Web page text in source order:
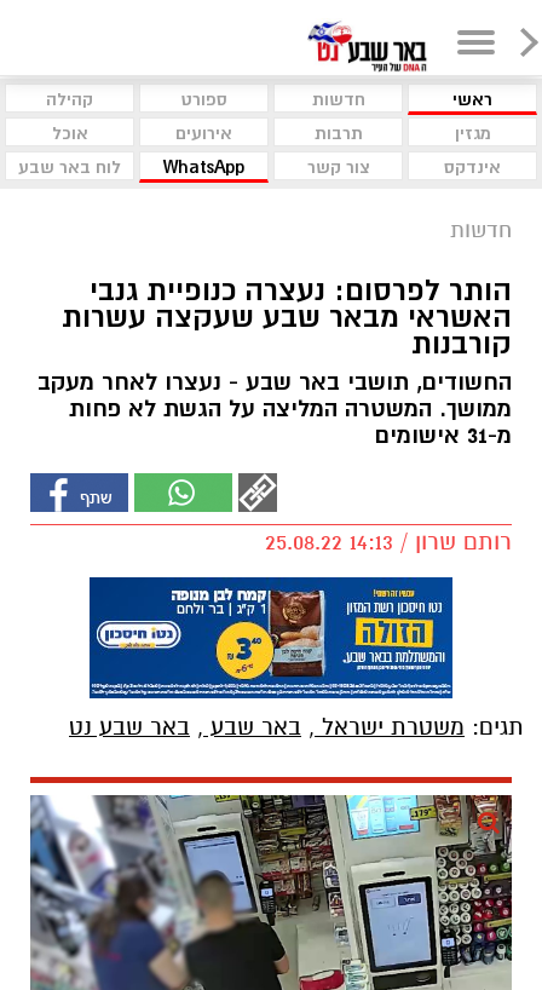
ראשי חדשות ספורט
קהילה
מגזין
תרבות אירועים
אוכל
אינדקס
צור קשר WhatsApp לוח באר שבע
חדשות
הותר לפרסום: נעצרה כנופיית גנבי
האשראי מבאר שבע שעקצה עשרות
קורבנות
החשודים, תושבי באר שבע - נעצרו לאחר מעקב
ממושך. המשטרה המליצה על הגשת לא פחות
מ-31 אישומים
רותם שרון / 14:13 25.08.22
תגים: משטרת ישראל , באר שבע , באר שבע נט